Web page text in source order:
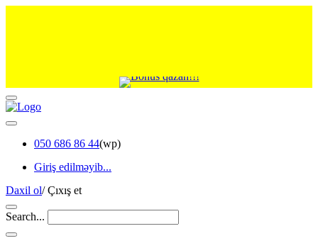
050 686 86 44(wp)
Giriş edilməyib...
Daxil ol/Çıxış et
Search...